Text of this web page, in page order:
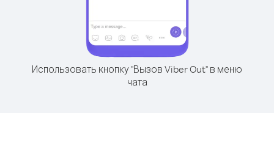
Использовать кнопку "Вызов Viber Out" в меню
чата